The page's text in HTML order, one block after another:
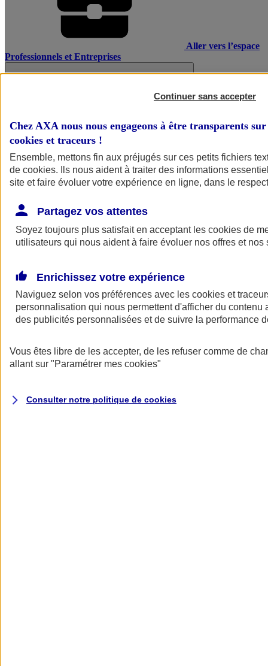
Aller vers l’espace
Professionnels et Entreprises
AXA Assurance
Continuer sans accepter
Chez AXA nous nous engageons à être transparents
cookies et traceurs !
Ensemble, mettons fin aux préjugés sur ces petits fichiers
de cookies. Ils nous aident à traiter des informations
site et faire évoluer votre expérience en ligne, dans le
Partagez vos attentes
Soyez toujours plus satisfait en acceptant les cookies de
utilisateurs qui nous aident à faire évoluer nos offres et nos
Enrichissez votre expérience
Naviguez selon vos préférences avec les cookies et
personnalisation qui nous permettent d'afficher du contenu
des publicités personnalisées et de suivre la performance
Vous êtes libre de les accepter, de les refuser comme de
allant sur "Paramétrer mes cookies"
Consulter notre politique de cookies